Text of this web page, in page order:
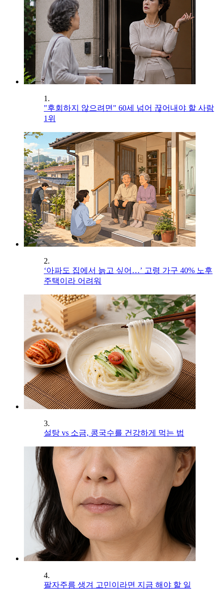
1.
"후회하지 않으려면" 60세 넘어 끊어내야 할 사람
1위
2.
‘아파도 집에서 늙고 싶어…’ 고령 가구 40% 노후
주택이라 어려워
3.
설탕 vs 소금, 콩국수를 건강하게 먹는 법
4.
팔자주름 생겨 고민이라면 지금 해야 할 일